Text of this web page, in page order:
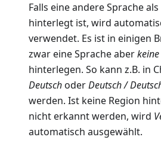
Falls eine andere Sprache
hinterlegt ist, wird
verwendet. Es ist in einigen
zwar eine Sprache aberkeine
hinterlegen. So kann z.B. in
DeutschoderDeutsch /
werden. Ist keine Region
nicht erkannt werden, wird
automatisch ausgewählt.